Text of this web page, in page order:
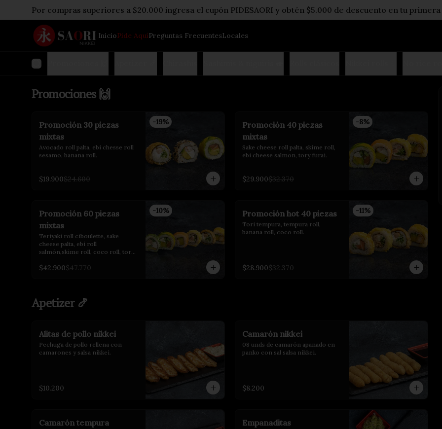
Por compras superiores a $20.000 ingresa el cupón PIDESAORI y obtén $5.000 de descuento en tu
InicioPide AquíPreguntas FrecuentesLocales
Promociones 🙌
-19%
Promoción 30 piezas
mixtas
Avocado roll palta, ebi chesse roll
sesamo, banana roll.
$19.900$24.600
-8%
Promoción 40 piezas
mixtas
Sake cheese roll palta, skime roll,
ebi cheese salmon, tory furai.
$29.900$32.370
-10%
Promoción 60 piezas
mixtas
Teriyaki roll ciboulette, sake
cheese palta, ebi roll
salmón,skime roll, coco roll, tori
$42.900$47.770
-11%
Promoción hot 40 piezas
Tori tempura, tempura roll,
banana roll, coco roll.
$28.900$32.370
Apetizer 🍤
Alitas de pollo nikkei
Pechuga de pollo rellena con
camarones y salsa nikkei.
$10.200
Camarón nikkei
08 unds de camarón apanado en
panko con sal salsa nikkei.
$8.200
Camarón tempura Empanaditas